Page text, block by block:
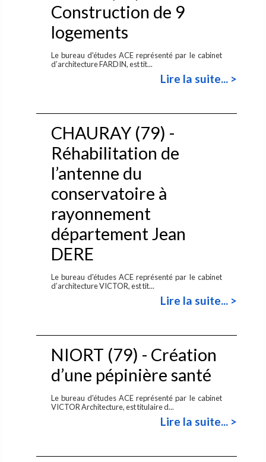
Construction de 9
logements
Le bureau d'études ACE représenté par le cabinet
d’architecture FARDIN, est tit...
Lire la suite... >
CHAURAY (79) -
Réhabilitation de
l’antenne du
conservatoire à
rayonnement
département Jean
DERE
Le bureau d'études ACE représenté par le cabinet
d’architecture VICTOR, est tit...
Lire la suite... >
NIORT (79) - Création
d’une pépinière santé
Le bureau d'études ACE représenté par le cabinet
VICTOR Architecture, est titulaire d...
Lire la suite... >